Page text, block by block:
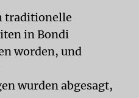
traditionelle
in Bondi
worden, und
wurden abgesagt,